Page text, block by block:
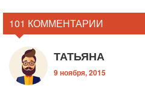
101 КОММЕНТАРИИ
ТАТЬЯНА
9 ноября, 2015